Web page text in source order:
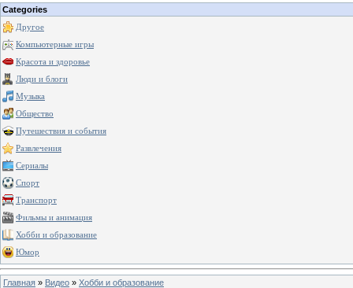
Categories
Другое
Компьютерные игры
Красота и здоровье
Люди и блоги
Музыка
Общество
Путешествия и события
Развлечения
Сериалы
Спорт
Транспорт
Фильмы и анимация
Хобби и образование
Юмор
Главная » Видео » Хобби и образование